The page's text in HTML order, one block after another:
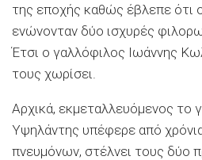
της εποχής καθώς έβλεπε ότι
ενώνονταν δύο ισχυρές
Έτσι ο γαλλόφιλος Ιωάννης
τους χωρίσει.
Αρχικά, εκμεταλλευόμενος το
Υψηλάντης υπέφερε από
πνευμόνων, στέλνει τους δύο